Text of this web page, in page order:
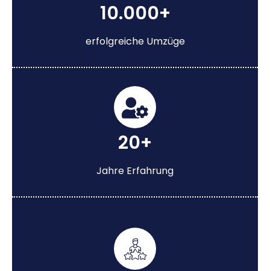
10.000+
erfolgreiche Umzüge
20+
Jahre Erfahrung